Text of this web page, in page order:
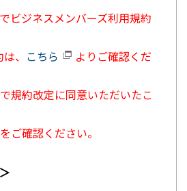
ビジネスメンバーズ利用規約
、 こちら
よりご確認くだ
規約改定に同意いただいたこ
ご確認ください。